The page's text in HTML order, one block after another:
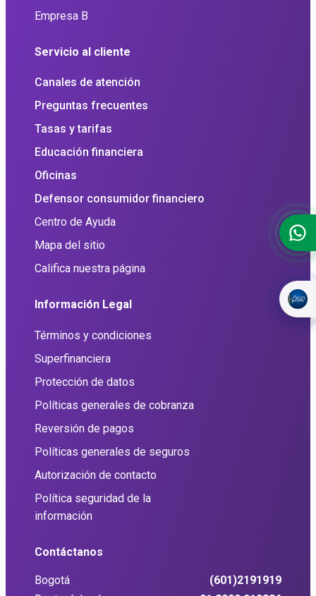
Empresa B
Servicio al cliente
Canales de atención
Preguntas frecuentes
Tasas y tarifas
Educación financiera
Oficinas
Defensor consumidor financiero
Centro de Ayuda
Mapa del sitio
Califica nuestra página
Información Legal
Términos y condiciones
Superfinanciera
Protección de datos
Políticas generales de cobranza
Reversión de pagos
Políticas generales de seguros
Autorización de contacto
Política seguridad de la
información
Contáctanos
Bogotá
(601)2191919